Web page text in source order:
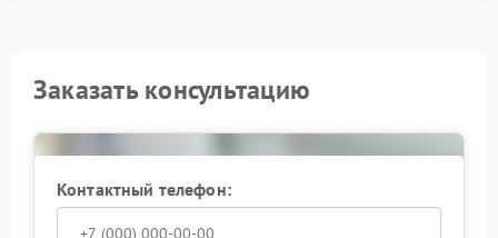
Заказать консультацию
Контактный телефон: